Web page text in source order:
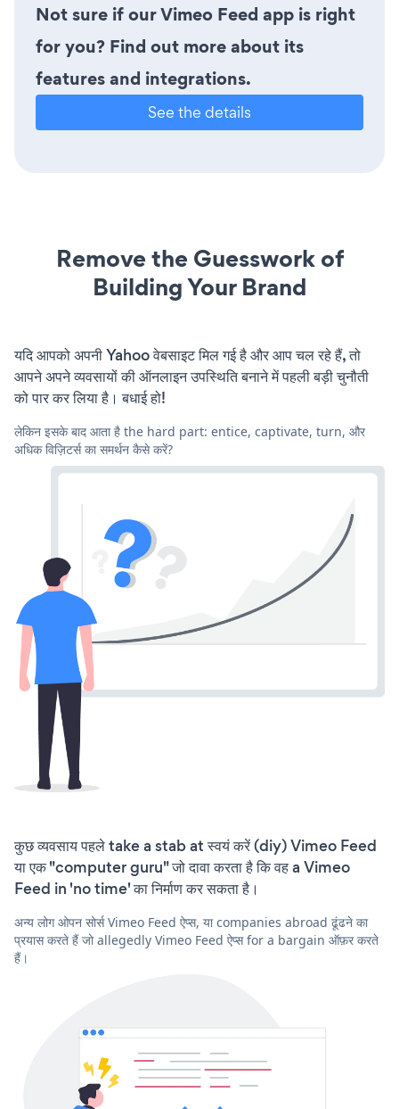
Not sure if our Vimeo Feed app is right
for you? Find out more about its
features and integrations.
See the details
Remove the Guesswork of
Building Your Brand
यदि आपको अपनी Yahoo वेबसाइट मिल गई है और आप चल रहे हैं, तो
आपने अपने व्यवसायों की ऑनलाइन उपस्थिति बनाने में पहली बड़ी चुनौती
को पार कर लिया है। बधाई हो!
लेकिन इसके बाद आता है the hard part: entice, captivate, turn, और
अधिक विज़िटर्स का समर्थन कैसे करें?
कुछ व्यवसाय पहले take a stab at स्वयं करें (diy) Vimeo Feed
या एक "computer guru" जो दावा करता है कि वह a Vimeo
Feed in 'no time' का निर्माण कर सकता है।
अन्य लोग ओपन सोर्स Vimeo Feed ऐप्स, या companies abroad ढूंढने का
प्रयास करते हैं जो allegedly Vimeo Feed ऐप्स for a bargain ऑफ़र करते
हैं।